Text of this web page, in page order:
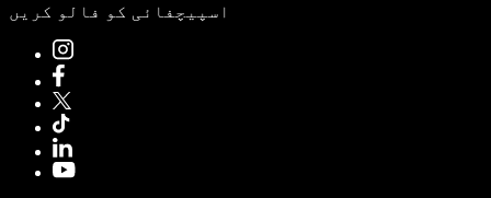
اسپیچفائی کو فالو کریں